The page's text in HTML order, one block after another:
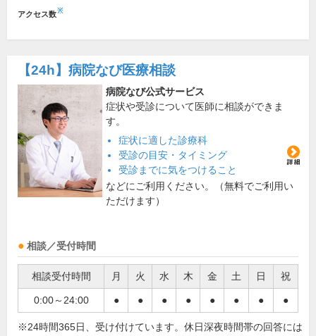
アクセス数※
【24h】 病院なび医療相談
病院なび公式サービス
症状や受診について医師に相談ができま
す。
症状に適した診療科
受診の目安・タイミング
受診までに気をつけること
などにご利用ください。（無料でご利用い
ただけます）
相談／受付時間
相談受付時間 月 火 水 木 金 土 日 祝
0:00～24:00 ● ● ● ● ● ● ● ●
※24時間365日、受け付けています。休日深夜時間帯の回答には